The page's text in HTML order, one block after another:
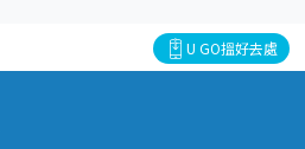
U GO搵好去處